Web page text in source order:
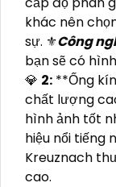
khác nên
sự. ⚜️Công
bạn sẽ có
💎 2: **Ống
chất lượng
hình ảnh tốt
hiệu nổi tiếng
Kreuznach
cao.